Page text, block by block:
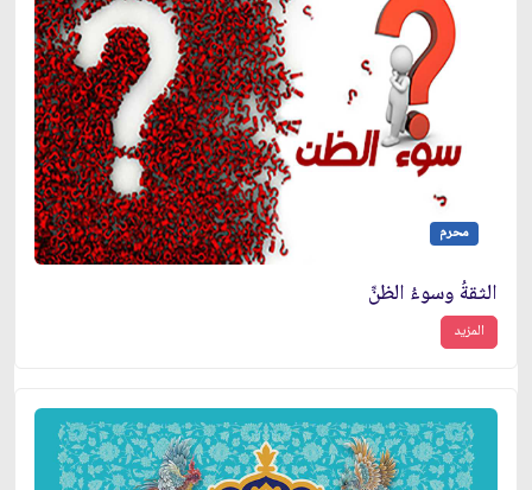
محرم
الثقةُ وسوءُ الظنِّ
المزيد